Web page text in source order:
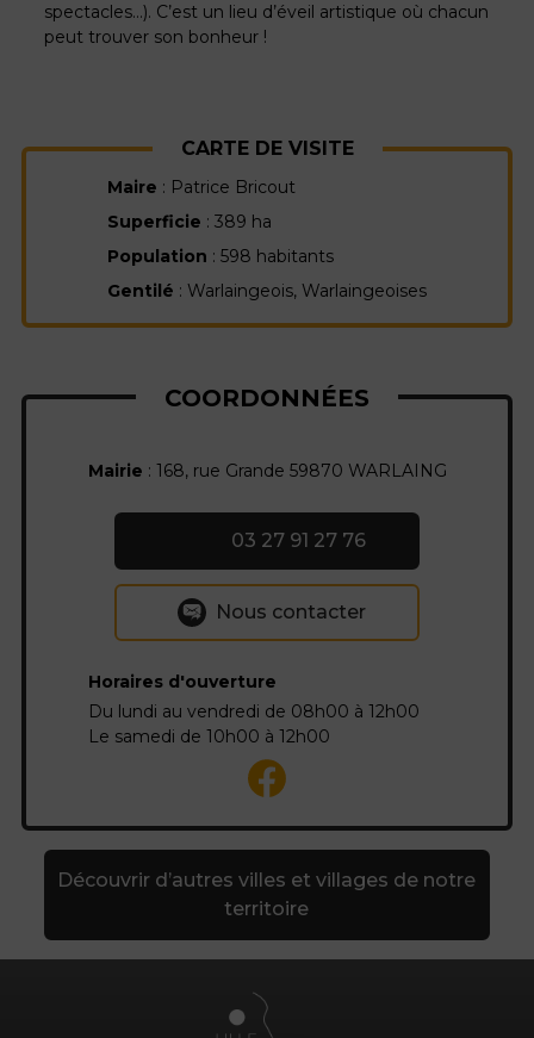
spectacles…). C’est un lieu d’éveil artistique où chacun
peut trouver son bonheur !
CARTE DE VISITE
Maire : Patrice Bricout
Superficie : 389 ha
Population : 598 habitants
Gentilé : Warlaingeois, Warlaingeoises
COORDONNÉES
Mairie : 168, rue Grande 59870 WARLAING
03 27 91 27 76
Nous contacter
Horaires d'ouverture
Du lundi au vendredi de 08h00 à 12h00
Le samedi de 10h00 à 12h00
Découvrir d’autres villes et villages de notre
territoire